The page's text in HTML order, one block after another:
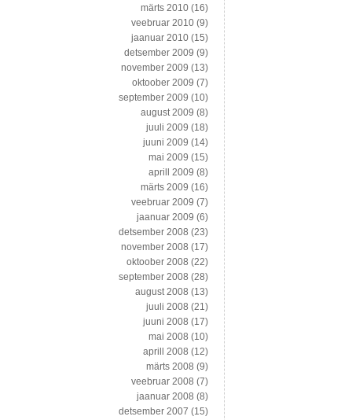
märts 2010 (16)
veebruar 2010 (9)
jaanuar 2010 (15)
detsember 2009 (9)
november 2009 (13)
oktoober 2009 (7)
september 2009 (10)
august 2009 (8)
juuli 2009 (18)
juuni 2009 (14)
mai 2009 (15)
aprill 2009 (8)
märts 2009 (16)
veebruar 2009 (7)
jaanuar 2009 (6)
detsember 2008 (23)
november 2008 (17)
oktoober 2008 (22)
september 2008 (28)
august 2008 (13)
juuli 2008 (21)
juuni 2008 (17)
mai 2008 (10)
aprill 2008 (12)
märts 2008 (9)
veebruar 2008 (7)
jaanuar 2008 (8)
detsember 2007 (15)